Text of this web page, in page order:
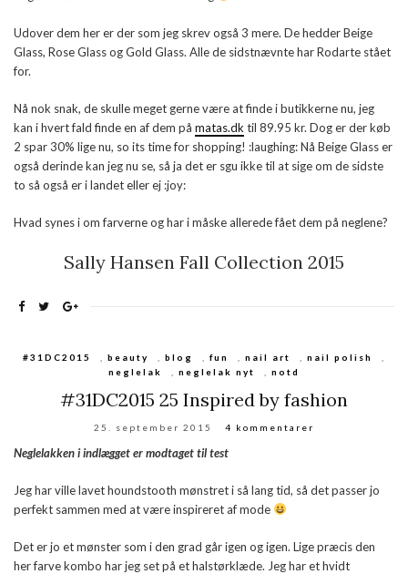
Udover dem her er der som jeg skrev også 3 mere. De hedder Beige
Glass, Rose Glass og Gold Glass. Alle de sidstnævnte har Rodarte stået
for.
Nå nok snak, de skulle meget gerne være at finde i butikkerne nu, jeg
kan i hvert fald finde en af dem på matas.dk til 89.95 kr. Dog er der køb
2 spar 30% lige nu, so its time for shopping! :laughing: Nå Beige Glass er
også derinde kan jeg nu se, så ja det er sgu ikke til at sige om de sidste
to så også er i landet eller ej :joy:
Hvad synes i om farverne og har i måske allerede fået dem på neglene?
Sally Hansen Fall Collection 2015
#31DC2015 beauty blog fun nail art nail polish
neglelak
neglelak nyt notd
#31DC2015 25 Inspired by fashion
25. september 2015 4 kommentarer
Neglelakken i indlægget er modtaget til test
Jeg har ville lavet houndstooth mønstret i så lang tid, så det passer jo
perfekt sammen med at være inspireret af mode
Det er jo et mønster som i den grad går igen og igen. Lige præcis den
her farve kombo har jeg set på et halstørklæde. Jeg har et hvidt